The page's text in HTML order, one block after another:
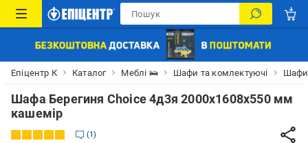
Епіцентр К Каталог Меблі 🛌 Шафи та комлектуючі Шафи
Шафа Берегиня Choice 4д3я 2000х1608х550 мм
кашемір
1